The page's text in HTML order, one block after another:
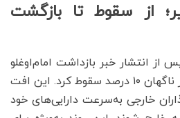
از سقوط تا بازگشت
از انتشار خبر بازداشت امام‌اوغلو
در روز چهارشنبه، ارزش لیر ناگهان ۱۰ درصد سقوط کرد. این افت
خارجی به‌سرعت دارایی‌های خود